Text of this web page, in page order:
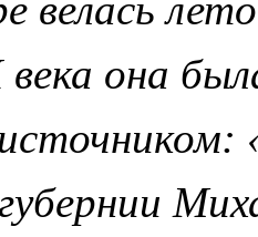
велась
она